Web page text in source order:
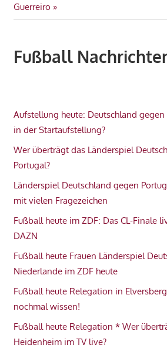
Beitrag:
Guerreiro
Fußball
Aufstellung heute: Deutschland
in der Startaufstellung?
Wer überträgt das Länderspiel
Portugal?
Länderspiel Deutschland gegen
mit vielen Fragezeichen
Fußball heute im ZDF: Das CL-Finale
DAZN
Fußball heute Frauen Länderspiel
Niederlande im ZDF heute
Fußball heute Relegation in
nochmal wissen!
Fußball heute Relegation * Wer
Heidenheim im TV live?